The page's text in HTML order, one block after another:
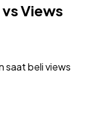
Views
saat beli views